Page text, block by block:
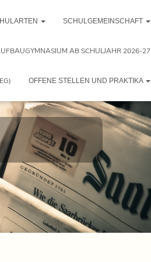
SCHULGEMEINSCHAFT
AB SCHULJAHR 2026-27
OFFENE STELLEN UND PRAKTIKA